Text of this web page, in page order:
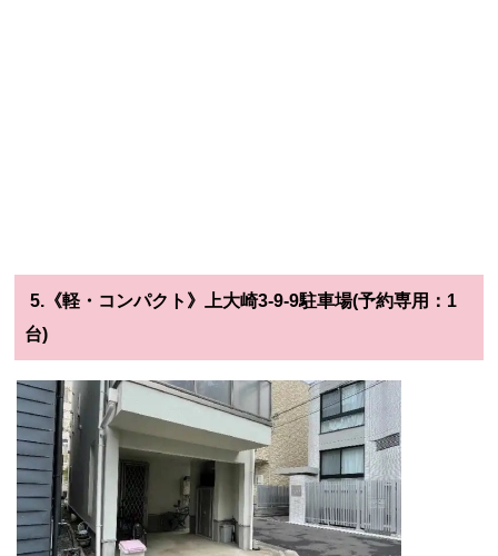
5.《軽・コンパクト》上大崎3-9-9駐車場(予約専用：1
台)